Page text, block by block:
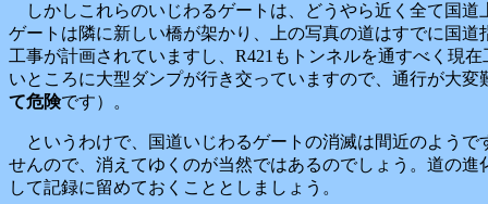
しかしこれらのいじわるゲートは、どうやら近く全て国道
ゲートは隣に新しい橋が架かり、上の写真の道はすでに国
工事が計画されていますし、R421もトンネルを通すべく現
いところに大型ダンプが行き交っていますので、通行が大
て危険です）。
というわけで、国道いじわるゲートの消滅は間近のようで
せんので、消えてゆくのが当然ではあるのでしょう。道の
して記録に留めておくこととしましょう。